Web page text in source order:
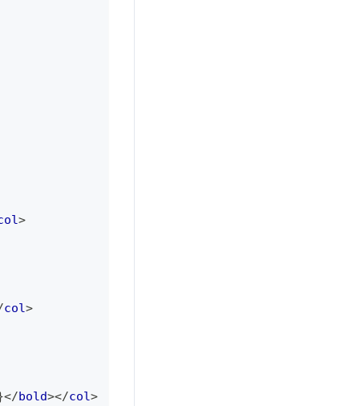
>
col>
</bold></col>